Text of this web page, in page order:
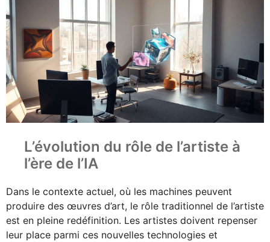
L’évolution du rôle de l’artiste à
l’ère de l’IA
Dans le contexte actuel, où les machines peuvent
produire des œuvres d’art, le rôle traditionnel de l’artiste
est en pleine redéfinition. Les artistes doivent repenser
leur place parmi ces nouvelles technologies et